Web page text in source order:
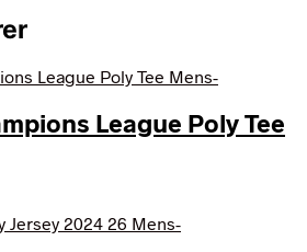
League Poly Tee